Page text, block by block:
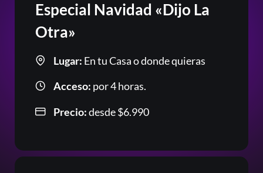
Especial Navidad «Dijo La
Otra»
Lugar: En tu Casa o donde quieras
Acceso: por 4 horas.
Precio:desde$6.990